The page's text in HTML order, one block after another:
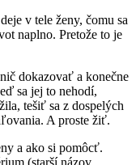
v tele ženy, čomu sa
naplno. Pretože to je
dokazovať a konečne
sa jej to nehodí,
tešiť sa z dospelých
A proste žiť.
a ako si pomôcť.
(starší názov